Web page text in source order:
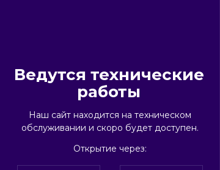
Ведутся технические
работы
Наш сайт находится на техническом
обслуживании и скоро будет доступен.
Открытие через: